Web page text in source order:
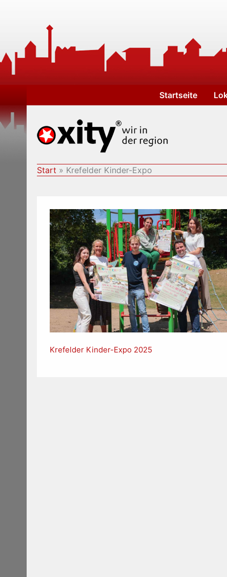
Startseite
Start Krefelder Kinder-Expo
Krefelder Kinder-Expo 2025